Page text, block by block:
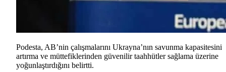
Podesta, AB’nin çalışmalarını Ukrayna’nın savunma kapasitesini
artırma ve müttefiklerinden güvenilir taahhütler sağlama üzerine
yoğunlaştırdığını belirtti.